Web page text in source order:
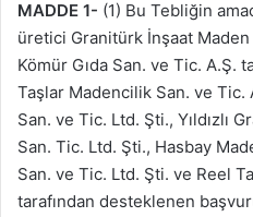
MADDE 1- (1) Bu Tebliğin
üretici Granitürk İnşaat
Kömür Gıda San. ve Tic. A.Ş.
Taşlar Madencilik San. ve
San. ve Tic. Ltd. Şti., Yıldızlı
San. Tic. Ltd. Şti., Hasbay
San. ve Tic. Ltd. Şti. ve Reel
tarafından desteklenen